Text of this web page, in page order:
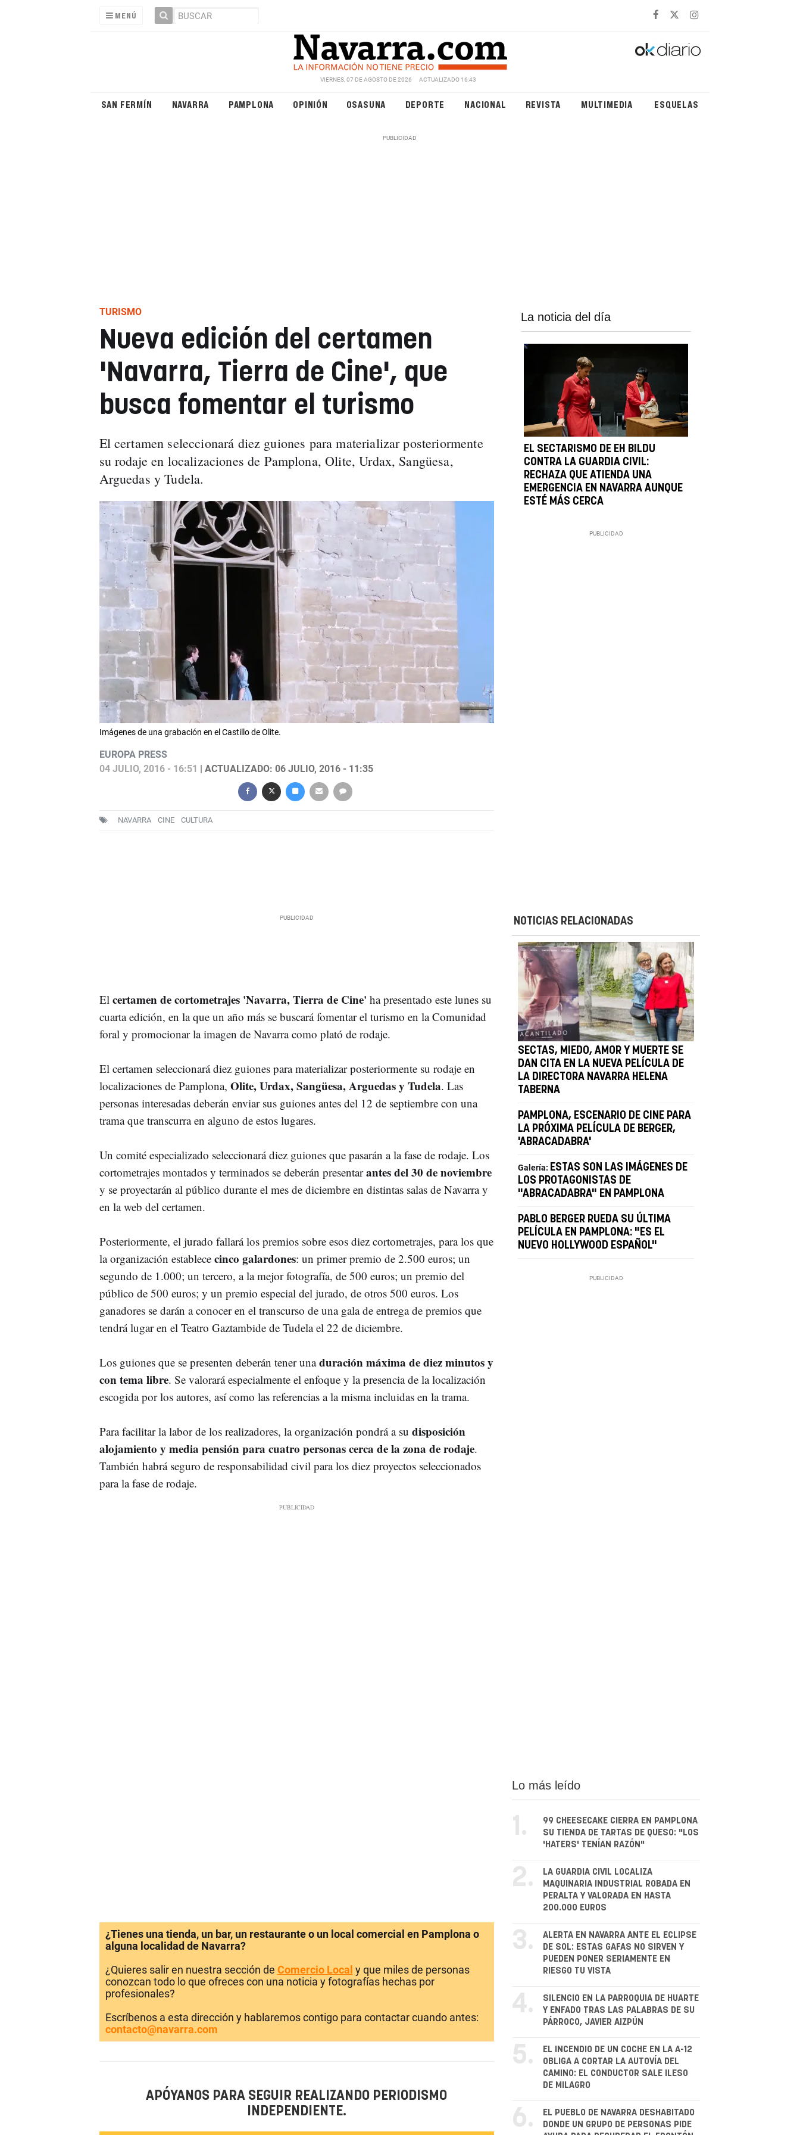
MENÚ
VIERNES, 07 DE AGOSTO DE 2026 ACTUALIZADO 16:43
SAN FERMÍN NAVARRA PAMPLONA OPINIÓN OSASUNA DEPORTE NACIONAL REVISTA MULTIMEDIA ESQUELAS
TURISMO
Nueva edición del certamen
'Navarra, Tierra de Cine', que
busca fomentar el turismo
El certamen seleccionará diez guiones para materializar posteriormente
su rodaje en localizaciones de Pamplona, Olite, Urdax, Sangüesa,
Arguedas y Tudela.
Imágenes de una grabación en el Castillo de Olite.
EUROPA PRESS
04 JULIO, 2016 - 16:51 | ACTUALIZADO: 06 JULIO, 2016 - 11:35
NAVARRA CINE CULTURA
La noticia del día
EL SECTARISMO DE EH BILDU
CONTRA LA GUARDIA CIVIL:
RECHAZA QUE ATIENDA UNA
EMERGENCIA EN NAVARRA AUNQUE
ESTÉ MÁS CERCA
El certamen de cortometrajes 'Navarra, Tierra de Cine' ha presentado este lunes su
cuarta edición, en la que un año más se buscará fomentar el turismo en la Comunidad
foral y promocionar la imagen de Navarra como plató de rodaje.
El certamen seleccionará diez guiones para materializar posteriormente su rodaje en
localizaciones de Pamplona, Olite, Urdax, Sangüesa, Arguedas y Tudela. Las
personas interesadas deberán enviar sus guiones antes del 12 de septiembre con una
trama que transcurra en alguno de estos lugares.
Un comité especializado seleccionará diez guiones que pasarán a la fase de rodaje. Los
cortometrajes montados y terminados se deberán presentarantes del 30 de noviembre
y se proyectarán al público durante el mes de diciembre en distintas salas de Navarra y
en la web del certamen.
Posteriormente, el jurado fallará los premios sobre esos diez cortometrajes, para los que
la organización establececinco galardones: un primer premio de 2.500 euros; un
segundo de 1.000; un tercero, a la mejor fotografía, de 500 euros; un premio del
público de 500 euros; y un premio especial del jurado, de otros 500 euros. Los
ganadores se darán a conocer en el transcurso de una gala de entrega de premios que
tendrá lugar en el Teatro Gaztambide de Tudela el 22 de diciembre.
Los guiones que se presenten deberán tener unaduración máxima de diez minutos y
con tema libre. Se valorará especialmente el enfoque y la presencia de la localización
escogida por los autores, así como las referencias a la misma incluidas en la trama.
Para facilitar la labor de los realizadores, la organización pondrá a su disposición
alojamiento y media pensión para cuatro personas cerca de la zona de rodaje.
También habrá seguro de responsabilidad civil para los diez proyectos seleccionados
para la fase de rodaje.
NOTICIAS RELACIONADAS
SECTAS, MIEDO, AMOR Y MUERTE SE
DAN CITA EN LA NUEVA PELÍCULA DE
LA DIRECTORA NAVARRA HELENA
TABERNA
PAMPLONA, ESCENARIO DE CINE PARA
LA PRÓXIMA PELÍCULA DE BERGER,
'ABRACADABRA'
Galería: ESTAS SON LAS IMÁGENES DE
LOS PROTAGONISTAS DE
"ABRACADABRA" EN PAMPLONA
PABLO BERGER RUEDA SU ÚLTIMA
PELÍCULA EN PAMPLONA: "ES EL
NUEVO HOLLYWOOD ESPAÑOL"
¿Tienes una tienda, un bar, un restaurante o un local comercial en Pamplona o
alguna localidad de Navarra?
¿Quieres salir en nuestra sección de Comercio Local y que miles de personas
conozcan todo lo que ofreces con una noticia y fotografías hechas por
profesionales?
Escríbenos a esta dirección y hablaremos contigo para contactar cuando antes:
contacto@navarra.com
APÓYANOS PARA SEGUIR REALIZANDO PERIODISMO
INDEPENDIENTE.
Lo más leído
1.
99 CHEESECAKE CIERRA EN PAMPLONA
SU TIENDA DE TARTAS DE QUESO: "LOS
'HATERS' TENÍAN RAZÓN"
2.
LA GUARDIA CIVIL LOCALIZA
MAQUINARIA INDUSTRIAL ROBADA EN
PERALTA Y VALORADA EN HASTA
200.000 EUROS
3.
ALERTA EN NAVARRA ANTE EL ECLIPSE
DE SOL: ESTAS GAFAS NO SIRVEN Y
PUEDEN PONER SERIAMENTE EN
RIESGO TU VISTA
4.
SILENCIO EN LA PARROQUIA DE HUARTE
Y ENFADO TRAS LAS PALABRAS DE SU
PÁRROCO, JAVIER AIZPÚN
5.
EL INCENDIO DE UN COCHE EN LA A-12
OBLIGA A CORTAR LA AUTOVÍA DEL
CAMINO: EL CONDUCTOR SALE ILESO
DE MILAGRO
6.
EL PUEBLO DE NAVARRA DESHABITADO
DONDE UN GRUPO DE PERSONAS PIDE